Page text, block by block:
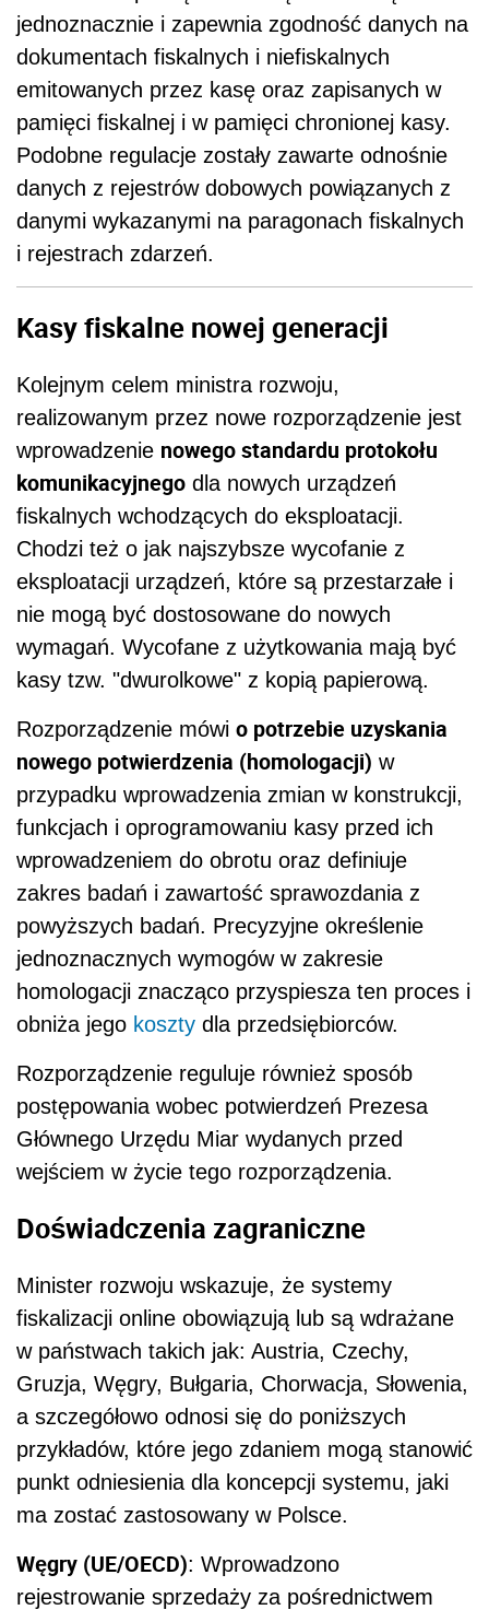
jednoznacznie i zapewnia zgodność danych na
dokumentach fiskalnych i niefiskalnych
emitowanych przez kasę oraz zapisanych w
pamięci fiskalnej i w pamięci chronionej kasy.
Podobne regulacje zostały zawarte odnośnie
danych z rejestrów dobowych powiązanych z
danymi wykazanymi na paragonach fiskalnych
i rejestrach zdarzeń.
Kasy fiskalne nowej generacji
Kolejnym celem ministra rozwoju,
realizowanym przez nowe rozporządzenie jest
wprowadzenie nowego standardu protokołu
komunikacyjnego dla nowych urządzeń
fiskalnych wchodzących do eksploatacji.
Chodzi też o jak najszybsze wycofanie z
eksploatacji urządzeń, które są przestarzałe i
nie mogą być dostosowane do nowych
wymagań. Wycofane z użytkowania mają być
kasy tzw. "dwurolkowe" z kopią papierową.
Rozporządzenie mówi o potrzebie uzyskania
nowego potwierdzenia (homologacji) w
przypadku wprowadzenia zmian w konstrukcji,
funkcjach i oprogramowaniu kasy przed ich
wprowadzeniem do obrotu oraz definiuje
zakres badań i zawartość sprawozdania z
powyższych badań. Precyzyjne określenie
jednoznacznych wymogów w zakresie
homologacji znacząco przyspiesza ten proces i
obniża jego koszty dla przedsiębiorców.
Rozporządzenie reguluje również sposób
postępowania wobec potwierdzeń Prezesa
Głównego Urzędu Miar wydanych przed
wejściem w życie tego rozporządzenia.
Doświadczenia zagraniczne
Minister rozwoju wskazuje, że systemy
fiskalizacji online obowiązują lub są wdrażane
w państwach takich jak: Austria, Czechy,
Gruzja, Węgry, Bułgaria, Chorwacja, Słowenia,
a szczegółowo odnosi się do poniższych
przykładów, które jego zdaniem mogą stanowić
punkt odniesienia dla koncepcji systemu, jaki
ma zostać zastosowany w Polsce.
Węgry (UE/OECD): Wprowadzono
rejestrowanie sprzedaży za pośrednictwem